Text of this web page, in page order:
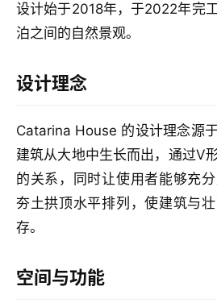
与
观
建
筑
专
设计始于2018年，于2022年完
泊之间的自然景观。
设计理念
Catarina House 的设计理念源
建筑从大地中生长而出，通过V
的关系，同时让使用者能够充
夯土拱顶水平排列，使建筑与
存。
空间与功能